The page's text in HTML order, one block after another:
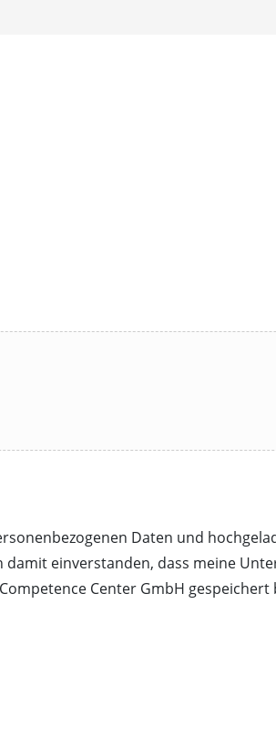
Daten und
einverstanden, dass meine
Center GmbH gespeichert